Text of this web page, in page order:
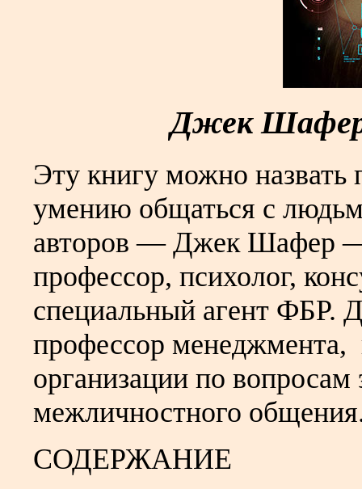
Джек
Эту книгу можно
умению общаться с
авторов — Джек Шафер
профессор, психолог,
специальный агент
профессор менеджмента,
организации по
межличностного
СОДЕРЖАНИЕ